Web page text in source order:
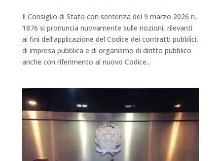
Il Consiglio di Stato con sentenza del 9 marzo 2026 n.
1876 si pronuncia nuovamente sulle nozioni, rilevanti
ai fini dell’applicazione del Codice dei contratti pubblici,
di impresa pubblica e di organismo di diritto pubblico
anche con riferimento al nuovo Codice...